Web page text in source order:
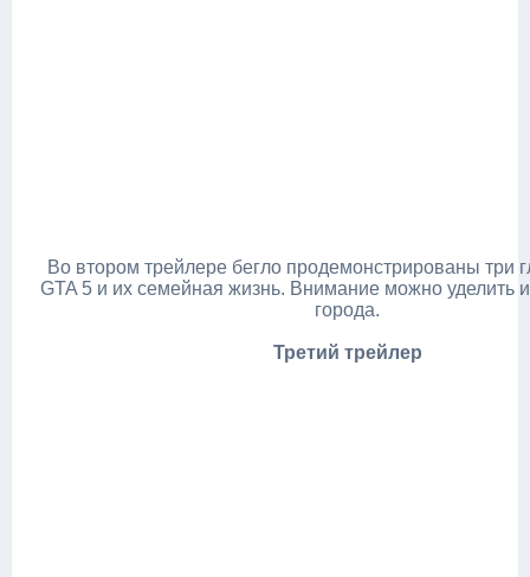
Во втором трейлере бегло продемонстрированы три
GTA 5 и их семейная жизнь. Внимание можно уделить
города.
Третий трейлер